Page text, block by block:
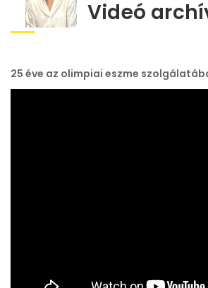
Videó
25 éve az olimpiai eszme